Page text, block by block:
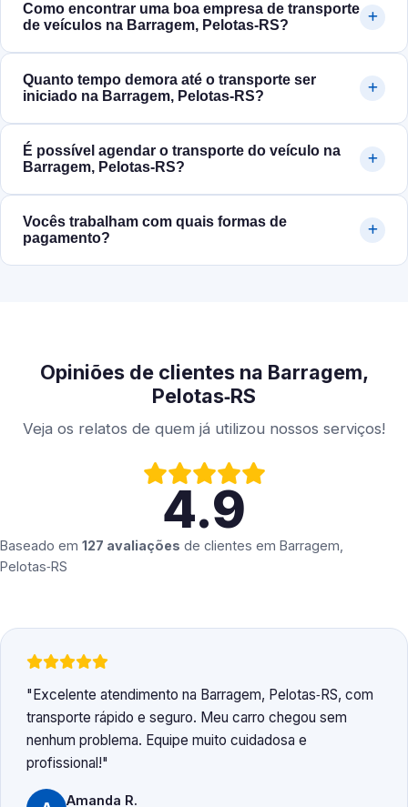
Como encontrar uma boa empresa de transporte
de veículos na Barragem, Pelotas‑RS?
Quanto tempo demora até o transporte ser
iniciado na Barragem, Pelotas‑RS?
É possível agendar o transporte do veículo na
Barragem, Pelotas‑RS?
Vocês trabalham com quais formas de
pagamento?
Opiniões de clientes na Barragem,
Pelotas‑RS
Veja os relatos de quem já utilizou nossos serviços!
4.9
Baseado em 127 avaliações de clientes em Barragem,
Pelotas‑RS
Excelente atendimento na Barragem, Pelotas‑RS, com
transporte rápido e seguro. Meu carro chegou sem
nenhum problema. Equipe muito cuidadosa e
profissional!
Amanda R.